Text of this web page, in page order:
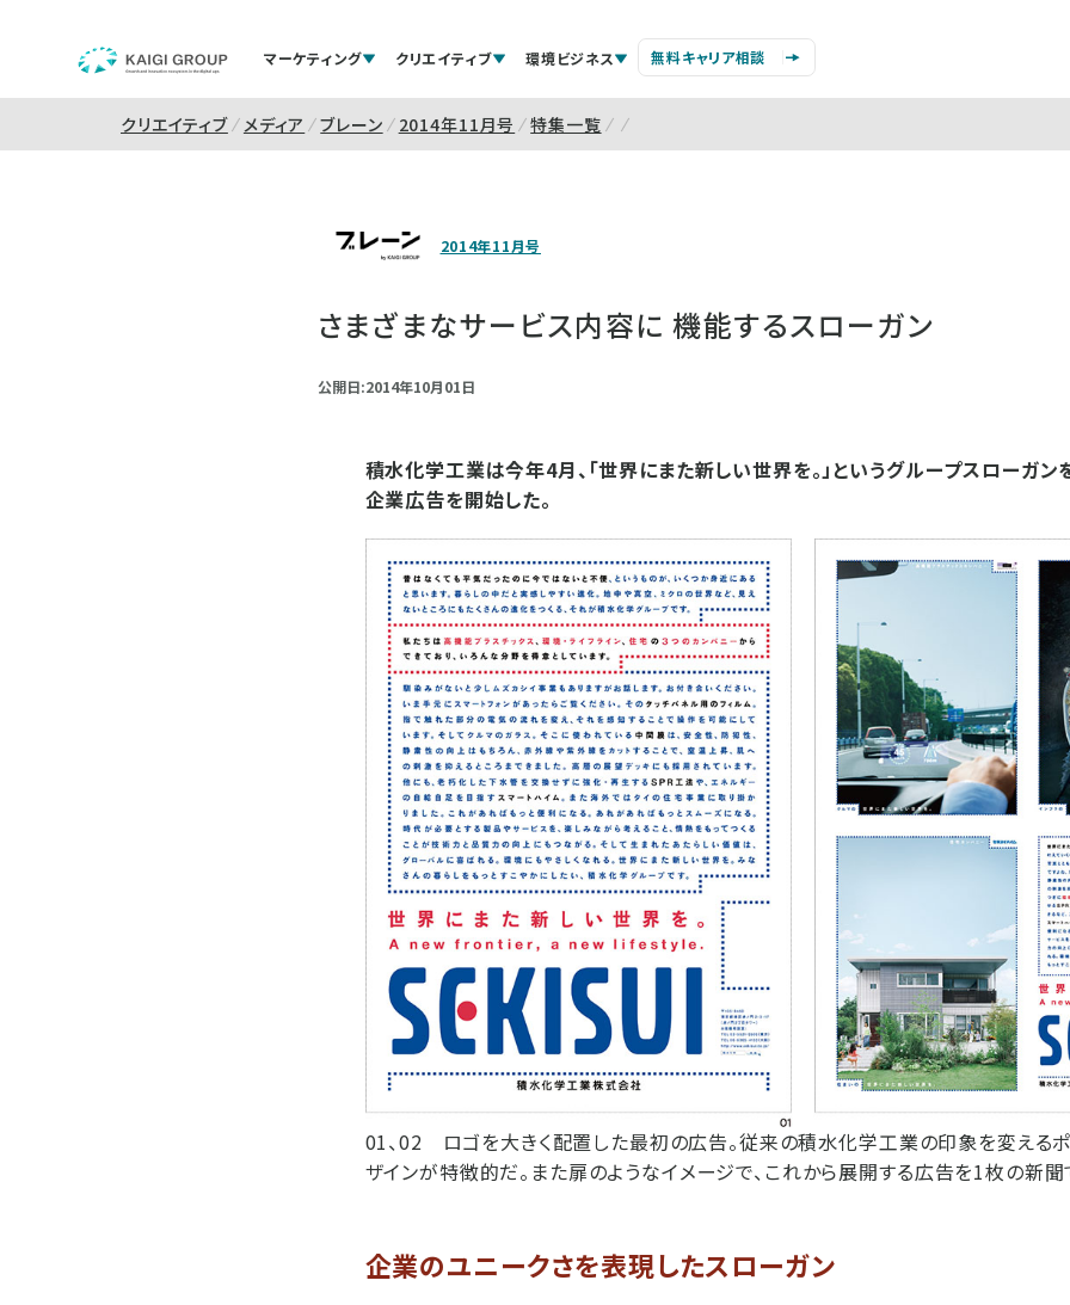
マーケティング クリエイティブ 環境ビジネス 無料キャリア相談
クリエイティブ メディア ブレーン 2014年11月号 特集一覧
2014年11月号
さまざまなサービス内容に 機能するスローガン
公開日:2014年10月01日
積水化学工業は今年4月、「世界にまた新しい世界を。」というグループスローガン
企業広告を開始した。
01、02 ロゴを大きく配置した最初の広告。従来の積水化学工業の印象を変える
ザインが特徴的だ。また扉のようなイメージで、これから展開する広告を1枚の新聞
企業のユニークさを表現したスローガン